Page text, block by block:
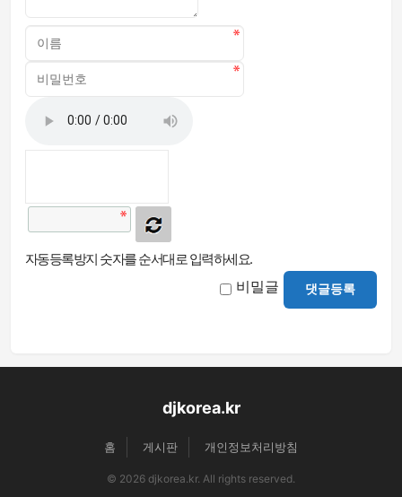
자동등록방지 숫자를 순서대로 입력하세요.
비밀글 댓글등록
djkorea.kr
홈 게시판 개인정보처리방침
© 2026 djkorea.kr. All rights reserved.